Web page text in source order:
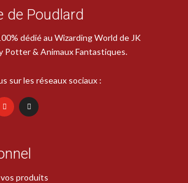
de Poudlard
dédié au Wizarding World de JK
Potter & Animaux Fantastiques.
sur les réseaux sociaux :
produits